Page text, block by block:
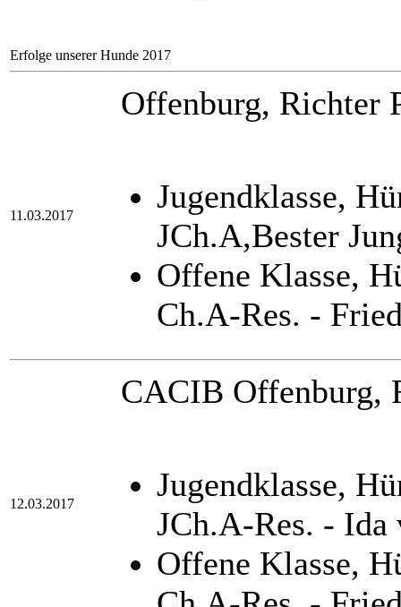
Erfolge unserer Hunde 2017
11.03.2017
Offenburg, Richter
Jugendklasse,
JCh.A,Bester
Offene Klasse,
Ch.A-Res. -
12.03.2017
CACIB Offenburg,
Jugendklasse,
JCh.A-Res. - Ida
Offene Klasse,